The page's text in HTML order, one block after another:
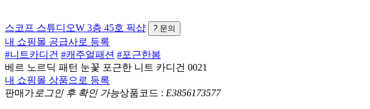
스코프 스튜디오W 3층 45호 픽샵 ? 문의
내 쇼핑몰 공급사로 등록
#니트카디건 #캐주얼패션 #포근한봄
베르 노르딕 패턴 눈꽃 포근한 니트 카디건 0021
내 쇼핑몰 상품으로 등록
판매가 로그인 후 확인 가능상품코드 : E3856173577